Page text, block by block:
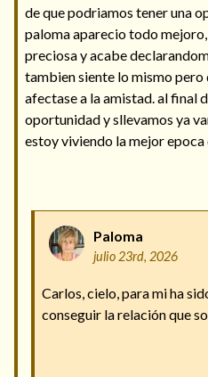
de que podriamos tener una
paloma aparecio todo
preciosa y acabe
tambien siente lo mismo pero
afectase a la amistad. al final
oportunidad y sllevamos ya
estoy viviendo la mejor epoca
Paloma
julio 23rd, 2026
Carlos, cielo, para mi ha
conseguir la relación que